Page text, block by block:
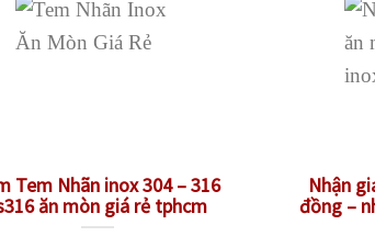
Tem Nhãn inox 304 – 316
ăn mòn giá rẻ tphcm
Nhận
đồng –